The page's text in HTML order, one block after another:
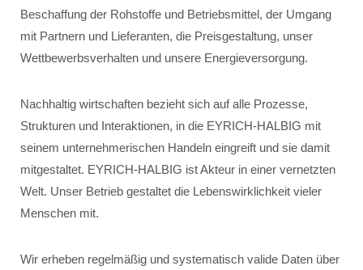
Beschaffung der Rohstoffe und Betriebsmittel, der Umgang
mit Partnern und Lieferanten, die Preisgestaltung, unser
Wettbewerbsverhalten und unsere Energieversorgung.
Nachhaltig wirtschaften bezieht sich auf alle Prozesse,
Strukturen und Interaktionen, in die EYRICH-HALBIG mit
seinem unternehmerischen Handeln eingreift und sie damit
mitgestaltet. EYRICH-HALBIG ist Akteur in einer vernetzten
Welt. Unser Betrieb gestaltet die Lebenswirklichkeit vieler
Menschen mit.
Wir erheben regelmäßig und systematisch valide Daten über